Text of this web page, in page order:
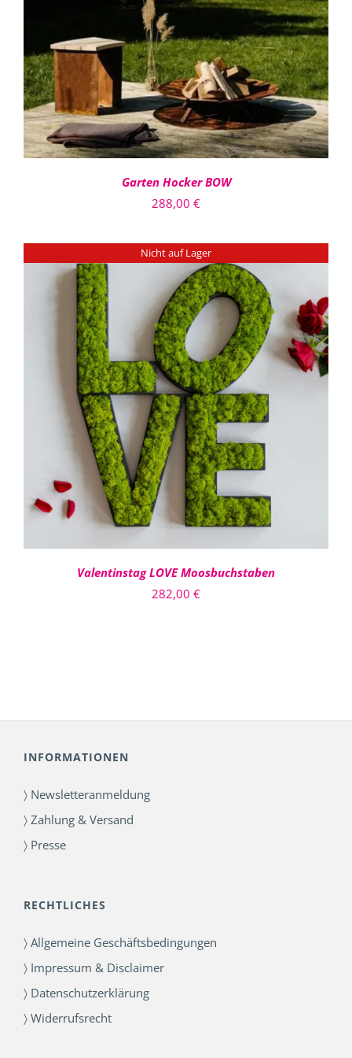
Garten Hocker BOW
288,00 €
Nicht auf Lager
DETAILS
Valentinstag LOVE Moosbuchstaben
282,00 €
INFORMATIONEN
〉 Newsletteranmeldung
〉 Zahlung & Versand
〉 Presse
RECHTLICHES
〉 Allgemeine Geschäftsbedingungen
〉 Impressum & Disclaimer
〉 Datenschutzerklärung
〉 Widerrufsrecht